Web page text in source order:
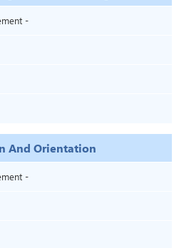
-
And Orientation
-
Orientation